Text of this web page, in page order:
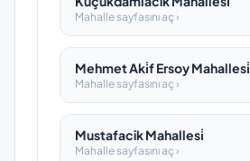
Mahalle sayfasını aç ›
Mehmet Aki̇f Ersoy Mahallesi̇
Mahalle sayfasını aç ›
Mustafacik Mahallesi̇
Mahalle sayfasını aç ›